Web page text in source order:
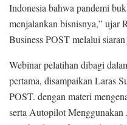
Indonesia bahwa pandemi
menjalankan bisnisnya,” ujar
Business POST melalui
Webinar pelatihan dibagi
pertama, disampaikan Laras
POST. dengan materi
serta Autopilot